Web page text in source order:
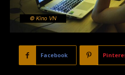
© Kino VN
Facebook